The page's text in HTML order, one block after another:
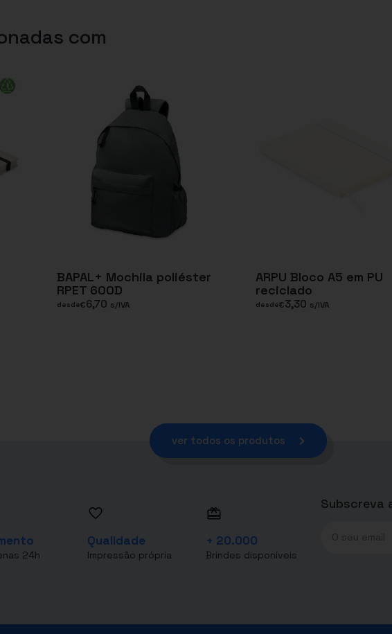
com
BAPAL+ Mochila poliéster
RPET 600D
desde€6,70 s/IVA
ARPU Bloco A5 em PU
reciclado
desde€3,30 s/IVA
ver todos os produtos
24h
Qualidade
Impressão própria
+ 20.000
Brindes disponíveis
Subscreva